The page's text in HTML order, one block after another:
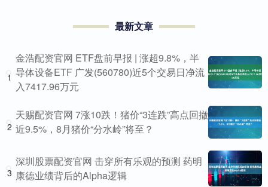
最新文章
1
金浩配资官网 ETF盘前早报 | 涨超9.8%，半
导体设备ETF 广发(560780)近5个交易日净流
入7417.96万元
2
天赐配资官网 7涨10跌！猪价“3连跌”高点回撤
近9.5%，8月猪价“分水岭”将至？
3
深圳股票配资官网 击穿所有乐观的预测 药明
康德业绩背后的Alpha逻辑